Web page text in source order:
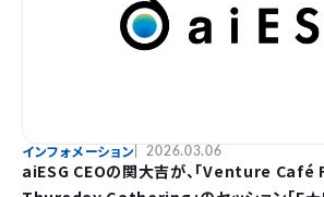
インフォメーション 2026.03.06
aiESG CEOの関大吉が、「Venture